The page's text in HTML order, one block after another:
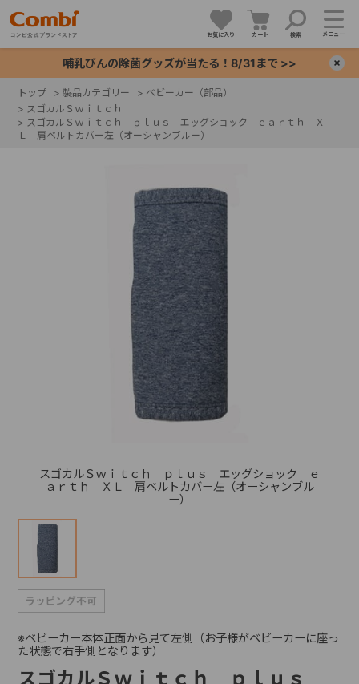
お気に入り カート 検索 メニュー
哺乳びんの除菌グッズが当たる！8/31まで >>
トップ > 製品カテゴリー > ベビーカー（部品）
> スゴカルＳｗｉｔｃｈ
> スゴカルＳｗｉｔｃｈ ｐｌｕｓ エッグショック ｅａｒｔｈ Ｘ
Ｌ 肩ベルトカバー左（オーシャンブルー）
スゴカルＳｗｉｔｃｈ ｐｌｕｓ エッグショック ｅ
ａｒｔｈ ＸＬ 肩ベルトカバー左（オーシャンブル
ー）
スゴカルＳｗｉｔｃｈ ｐｌｕｓ
※ベビーカー本体正面から見て左側（お子様がベビーカーに座っ
た状態で右手側となります）